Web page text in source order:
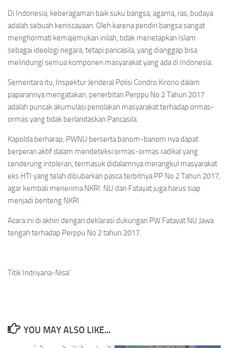
Di Indonesia, keberagaman baik suku bangsa, agama, ras, budaya
adalah sebuah keniscayaan. Oleh karena pendiri bangsa sangat
menghormati kemajemukan inilah, tidak menetapkan Islam
sebagai ideologi negara, tetapi pancasila, yang dianggap bisa
melindungi semua komponen masyarakat yang ada di Indonesia.
Sementara itu, Inspektur Jenderal Polisi Condro Kirono dalam
paparannya mengatakan, penerbitan Perppu No 2 Tahun 2017
adalah puncak akumulasi penolakan masyarakat terhadap ormas-
ormas yang tidak berlandaskan Pancasila.
Kapolda berharap, PWNU berserta banom-banom nya dapat
berperan aktif dalam mendeteksi ormas-ormas radikal yang
cenderung intoleran, termasuk didalamnya merangkul masyarakat
eks HTI yang telah dibubarkan pasca terbitnya PP No 2 Tahun 2017,
agar kembali menerima NKRI. NU dan Fatayat juga harus siap
menjadi benteng NKRI.
Acara ini di akhiri dengan deklarasi dukungan PW Fatayat NU Jawa
tengah terhadap Perppu No 2 tahun 2017.
Titik Indriyana-Nisa’
YOU MAY ALSO LIKE...